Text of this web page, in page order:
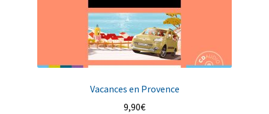
Vacances en Provence
9,90€